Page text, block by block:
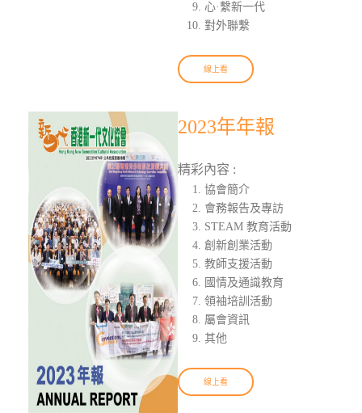
心·繫新一代
對外聯繫
線上看
2023年年報
精彩內容 :
協會簡介
會務報告及專訪
STEAM 教育活動
創新創業活動
教師支援活動
國情及通識教育
領袖培訓活動
屬會資訊
其他
線上看